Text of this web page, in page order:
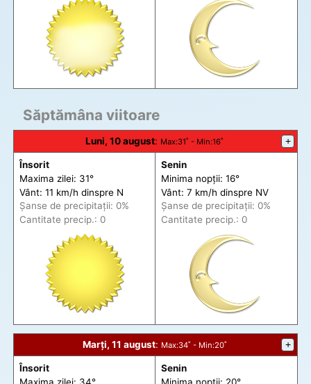
Săptămâna viitoare
Luni, 10 august: Max:31˚ - Min:16˚ +
Însorit
Maxima zilei: 31°
Vânt: 11 km/h dinspre N
Șanse de precipitații: 0%
Cantitate precip.: 0
Senin
Minima nopții: 16°
Vânt: 7 km/h dinspre NV
Șanse de precipitații: 0%
Cantitate precip.: 0
Marți, 11 august: Max:34˚ - Min:20˚ +
Însorit
Maxima zilei: 34°
Senin
Minima nopții: 20°